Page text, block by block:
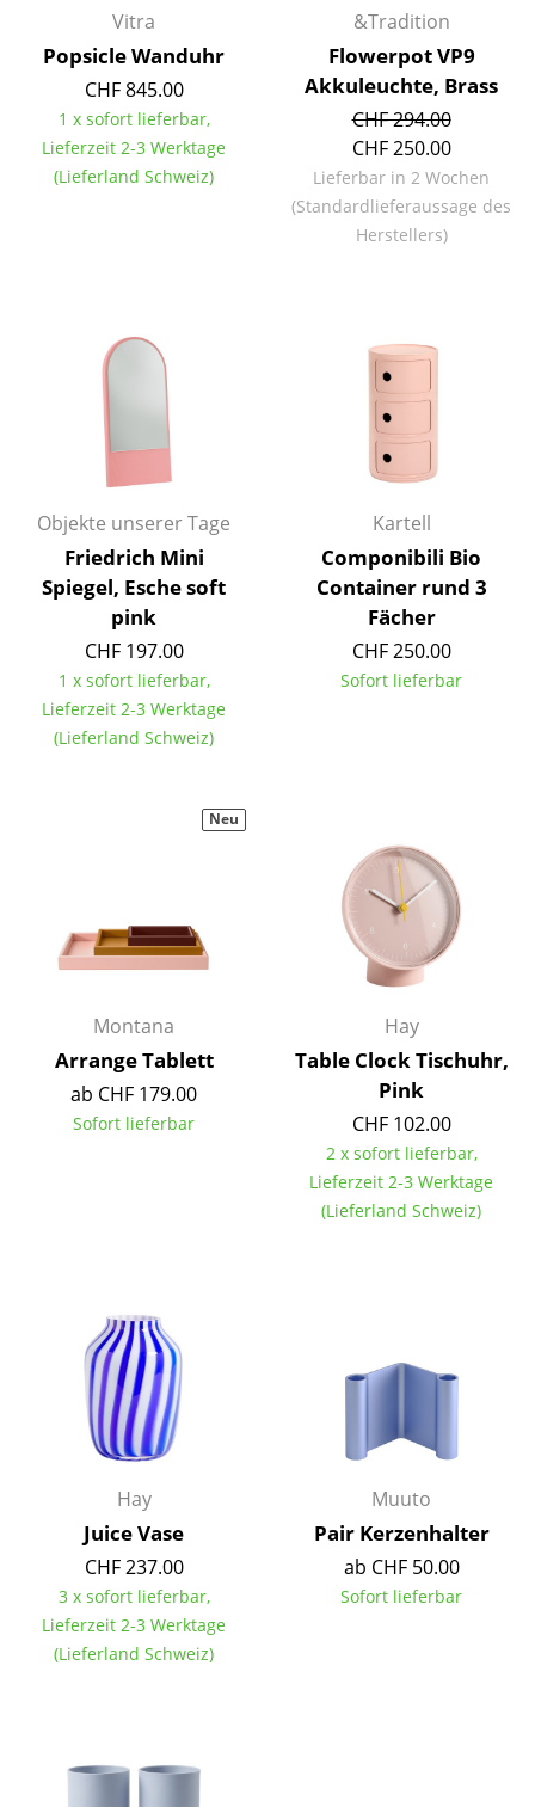
Stehleuchten & Leseleuchten
Bodenleuchten
Wandleuchten
Outdoor-Leuchten
Doppelbetten
Einzelbetten
Stapelbetten
Kinderbetten
Nachttische & Bettzubehör
... alle Betten
Accessoires
Uhren
Figuren & Miniaturen
Büroutensilien
Decken
Kissen
Zuhause
Wohnzimmer
Esszimmer
Schlafzimmer
Kinderzimmer
Arbeitszimmer
Diele
Balkon & Garten
Vitra
Popsicle Wanduhr
CHF 845.00
1 x sofort lieferbar,
Lieferzeit 2-3 Werktage
(Lieferland Schweiz)
&Tradition
Flowerpot VP9
Akkuleuchte, Brass
CHF 294.00
CHF 250.00
Lieferbar in 2 Wochen
(Standardlieferaussage des
Herstellers)
Objekte unserer Tage
Friedrich Mini
Spiegel, Esche soft
pink
CHF 197.00
1 x sofort lieferbar,
Lieferzeit 2-3 Werktage
(Lieferland Schweiz)
Kartell
Componibili Bio
Container rund 3
Fächer
CHF 250.00
Sofort lieferbar
Montana
Arrange Tablett
ab CHF 179.00
Sofort lieferbar
Neu
Hay
Table Clock Tischuhr,
Pink
CHF 102.00
2 x sofort lieferbar,
Lieferzeit 2-3 Werktage
(Lieferland Schweiz)
Hay
Juice Vase
CHF 237.00
3 x sofort lieferbar,
Lieferzeit 2-3 Werktage
(Lieferland Schweiz)
Muuto
Pair Kerzenhalter
ab CHF 50.00
Sofort lieferbar